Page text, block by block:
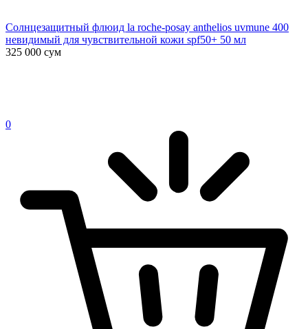
Солнцезащитный флюид la roche-posay anthelios uvmune 400
невидимый для чувствительной кожи spf50+ 50 мл
325 000 сум
0